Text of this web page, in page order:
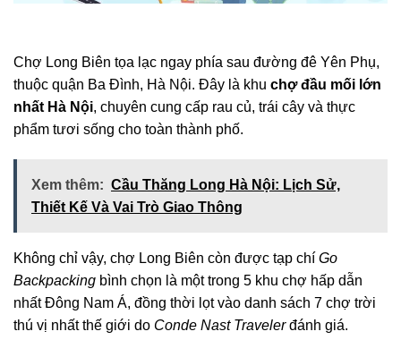
Chợ Long Biên tọa lạc ngay phía sau đường đê Yên Phụ,
thuộc quận Ba Đình, Hà Nội. Đây là khu chợ đầu mối lớn
nhất Hà Nội, chuyên cung cấp rau củ, trái cây và thực
phẩm tươi sống cho toàn thành phố.
Xem thêm: Cầu Thăng Long Hà Nội: Lịch Sử,
Thiết Kế Và Vai Trò Giao Thông
Không chỉ vậy, chợ Long Biên còn được tạp chí Go
Backpacking bình chọn là một trong 5 khu chợ hấp dẫn
nhất Đông Nam Á, đồng thời lọt vào danh sách 7 chợ trời
thú vị nhất thế giới do Conde Nast Travelerđánh giá.